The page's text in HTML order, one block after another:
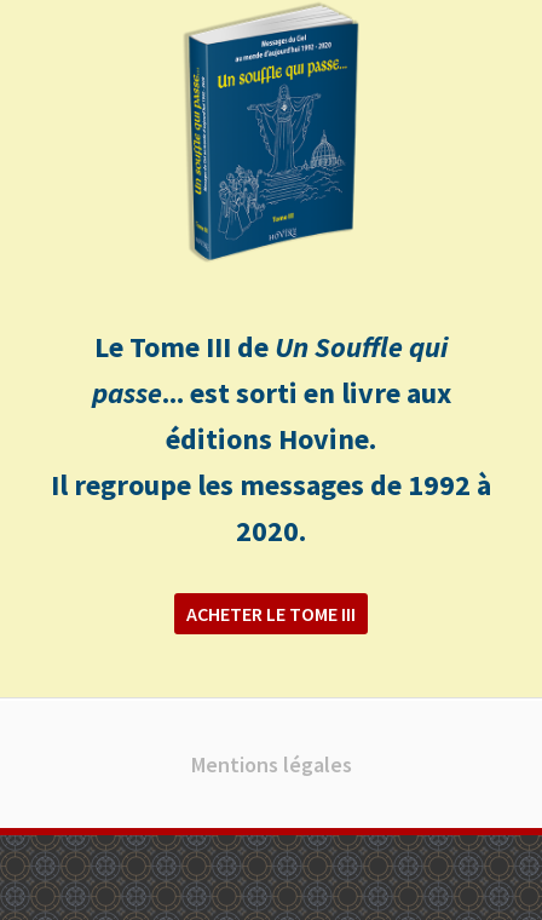
Le Tome III deUn Souffle qui
passe... est sorti en livre aux
éditions Hovine.
Il regroupe les messages de 1992 à
2020.
ACHETER LE TOME III
Mentions légales